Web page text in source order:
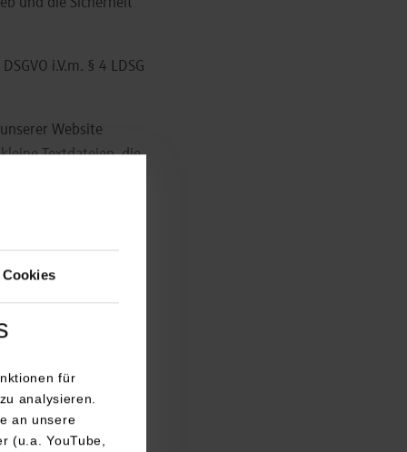
Cookies
für
analysieren.
an unsere
(u.a. YouTube,
und die Sicherheit
i.V.m. § 4 LDSG
Website
Textdateien, die
Informationen
Computer
und effektiver
Browser auch nach
wir technisch